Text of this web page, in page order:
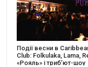
Документальний
англійською покажуть
Канаді та США